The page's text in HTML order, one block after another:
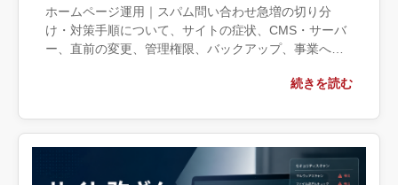
ホームページ運用｜スパム問い合わせ急増の切り分
け・対策手順について、サイトの症状、CMS・サーバ
ー、直前の変更、管理権限、バックアップ、事業への
で対応できる範囲と外部へ相談する条件、相談前に用
解説します。
続きを読む